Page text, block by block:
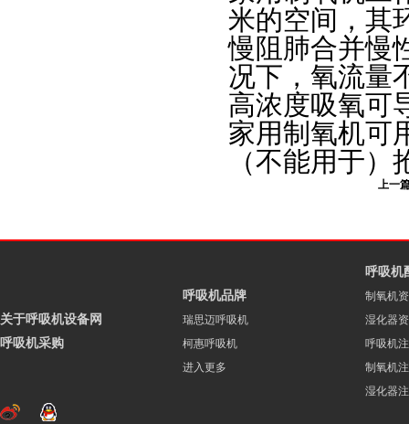
米的空间，其
慢阻肺合并慢
况下，氧流量
高浓度吸氧可
家用制氧机可
（不能用于
上一
关于呼吸机设备网
呼吸机采购
呼吸机品牌
瑞思迈呼吸机
柯惠呼吸机
进入更多
呼吸机
制氧机
湿化器
呼吸机
制氧机
湿化器